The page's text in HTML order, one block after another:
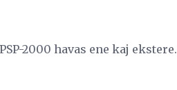
2000 havas ene kaj ekstere.